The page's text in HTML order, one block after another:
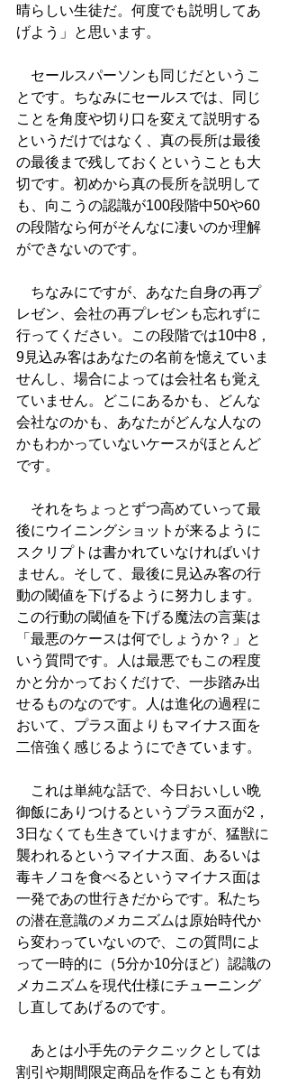
晴らしい生徒だ。何度でも説明してあ
げよう」と思います。
セールスパーソンも同じだというこ
とです。ちなみにセールスでは、同じ
ことを角度や切り口を変えて説明する
というだけではなく、真の長所は最後
の最後まで残しておくということも大
切です。初めから真の長所を説明して
も、向こうの認識が100段階中50や60
の段階なら何がそんなに凄いのか理解
ができないのです。
ちなみにですが、あなた自身の再プ
レゼン、会社の再プレゼンも忘れずに
行ってください。この段階では10中8，
9見込み客はあなたの名前を憶えていま
せんし、場合によっては会社名も覚え
ていません。どこにあるかも、どんな
会社なのかも、あなたがどんな人なの
かもわかっていないケースがほとんど
です。
それをちょっとずつ高めていって最
後にウイニングショットが来るように
スクリプトは書かれていなければいけ
ません。そして、最後に見込み客の行
動の閾値を下げるように努力します。
この行動の閾値を下げる魔法の言葉は
「最悪のケースは何でしょうか？」と
いう質問です。人は最悪でもこの程度
かと分かっておくだけで、一歩踏み出
せるものなのです。人は進化の過程に
おいて、プラス面よりもマイナス面を
二倍強く感じるようにできています。
これは単純な話で、今日おいしい晩
御飯にありつけるというプラス面が2，
3日なくても生きていけますが、猛獣に
襲われるというマイナス面、あるいは
毒キノコを食べるというマイナス面は
一発であの世行きだからです。私たち
の潜在意識のメカニズムは原始時代か
ら変わっていないので、この質問によ
って一時的に（5分か10分ほど）認識の
メカニズムを現代仕様にチューニング
し直してあげるのです。
あとは小手先のテクニックとしては
割引や期間限定商品を作ることも有効